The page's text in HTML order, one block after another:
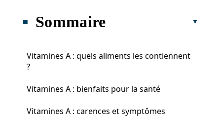
Sommaire
Vitamines A : quels aliments les contiennent
?
Vitamines A : bienfaits pour la santé
Vitamines A : carences et symptômes